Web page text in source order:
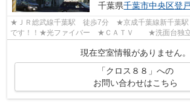
千葉県千葉市中央区登戸
★ＪＲ総武線千葉駅 徒歩7分 ★京成千葉線新千葉
です！！★光ファイバー ★ＣＡＴＶ ★洗面台独
にあります
現在空室情報がありません。
「クロス８８」への
お問い合わせはこちら